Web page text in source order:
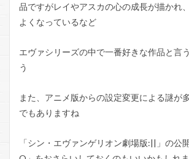
品ですがレイやアスカの心の成長が描かれ
よくなっているなど
エヴァシリーズの中で一番好きな作品と言
う
また、アニメ版からの設定変更による謎が
でもありますね
「シン・エヴァンゲリオン劇場版:||」の公